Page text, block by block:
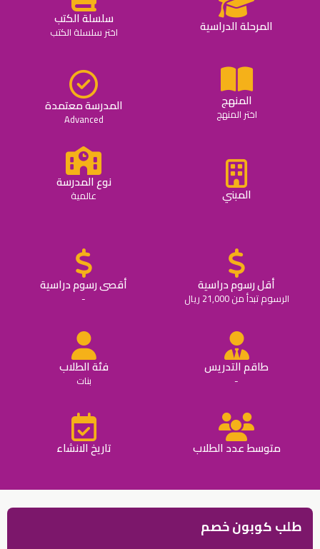
المرحلة الدراسية سلسلة الكتب
اختر سلسلة الكتب
المنهج
اختر المنهج المدرسة معتمدة
Advanced
المبني
نوع المدرسة
عالمية
أقل رسوم دراسية
الرسوم تبدأ من 21,000 ريال
أقصى رسوم دراسية
-
طاقم التدريس
-
فئة الطلاب
بنات
متوسط عدد الطلاب تاريخ الانشاء
طلب كوبون خصم